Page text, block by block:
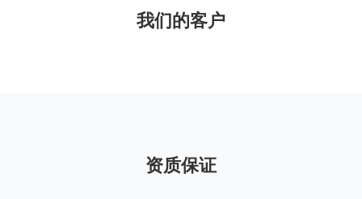
我们的客户
资质保证